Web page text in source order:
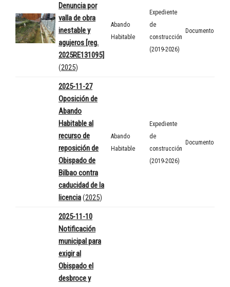
Denuncia por
valla de obra
inestable y
agujeros [reg.
2025RE131095]
(2025)
Abando
Habitable
Expediente
de
construcción
(2019-2026)
Documento
2025-11-27
Oposición de
Abando
Habitable al
recurso de
reposición de
Obispado de
Bilbao contra
caducidad de la
licencia(2025)
Abando
Habitable
Expediente
de
construcción
(2019-2026)
Documento
2025-11-10
Notificación
municipal para
exigir al
Obispado el
desbroce y